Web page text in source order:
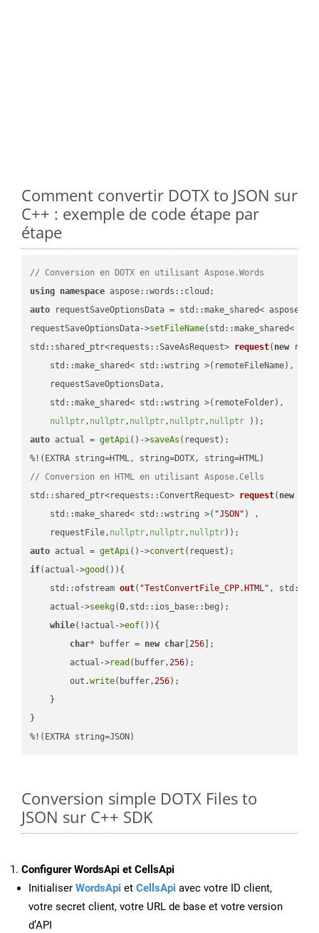
Comment convertir DOTX to JSON sur
C++ : exemple de code étape par
étape
// Conversion en DOTX en utilisant Aspose.Words
using namespace
auto requestSaveOptionsData = std::make_shared<
requestSaveOptionsData->setFileName(std::make_shared<
std::shared_ptr<requests::SaveAsRequest> request( new
    std::make_shared< std::wstring >(remoteFileName),
    requestSaveOptionsData,
    std::make_shared< std::wstring >(remoteFolder),
nullptr, nullptr, nullptr, nullptr, nullptr ))
auto actual = getApi()->saveAs (request);
// Conversion en HTML en utilisant Aspose.Cells
std::shared_ptr<requests::ConvertRequest> request( new
    std::make_shared< std::wstring >(
"JSON" ) ,
    requestFile,
nullptr, nullptr, nullptr))
auto actual = getApi()->convert
if(actual->good ()){
std::ofstream out( "TestConvertFile_CPP.HTML" ,
    actual->
seekg(0,std::ios_base::beg);
while(!actual->eof()){
char* buffer = new char [256 ];
        actual->
read (buffer,256);
        out.
write(buffer,256);
    }
}
%!(EXTRA string=JSON)
Conversion simple DOTX Files to
JSON sur C++ SDK
Configurer WordsApi et CellsApi
Initialiser WordsApi et CellsApi avec votre ID client,
votre secret client, votre URL de base et votre version
d’API